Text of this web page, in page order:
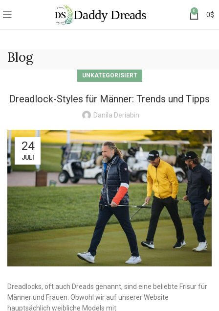
0 0$
Blog
UNKATEGORISIERT
Dreadlock-Styles für Männer: Trends und Tipps
Danila Deriabin
24
JULI
Dreadlocks, oft auch Dreads genannt, sind eine beliebte Frisur für
Männer und Frauen. Obwohl wir auf unserer Website
hauptsächlich weibliche Models mit